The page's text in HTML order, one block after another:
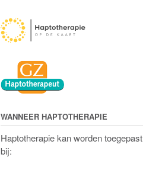
WANNEER HAPTOTHERAPIE
Haptotherapie kan worden toegepast
bij: